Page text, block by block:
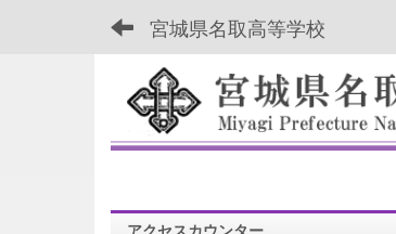
宮城県名取高等学校